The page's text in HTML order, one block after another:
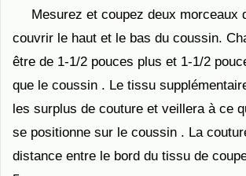
Mesurez et coupez deux morceaux
couvrir le haut et le bas du coussin.
être de 1-1/2 pouces plus et 1-1/2
que le coussin . Le tissu
les surplus de couture et veillera à ce
se positionne sur le coussin . La
distance entre le bord du tissu de